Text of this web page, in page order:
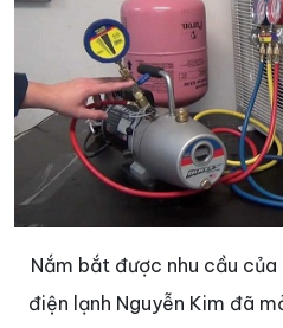
Nắm bắt được nhu cầu
điện lạnh Nguyễn Kim đã